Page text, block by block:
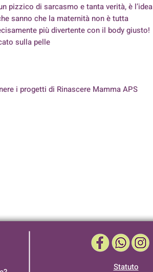
pizzico di sarcasmo e tanta verità, è l’idea
sanno che la maternità non è tutta
più divertente con il body giusto!
sulla pelle
i progetti di Rinascere Mamma APS
Statuto